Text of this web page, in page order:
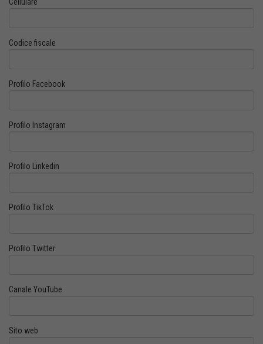
Codice fiscale
Profilo Facebook
Profilo Instagram
Profilo Linkedin
Profilo TikTok
Profilo Twitter
Canale YouTube
Sito web